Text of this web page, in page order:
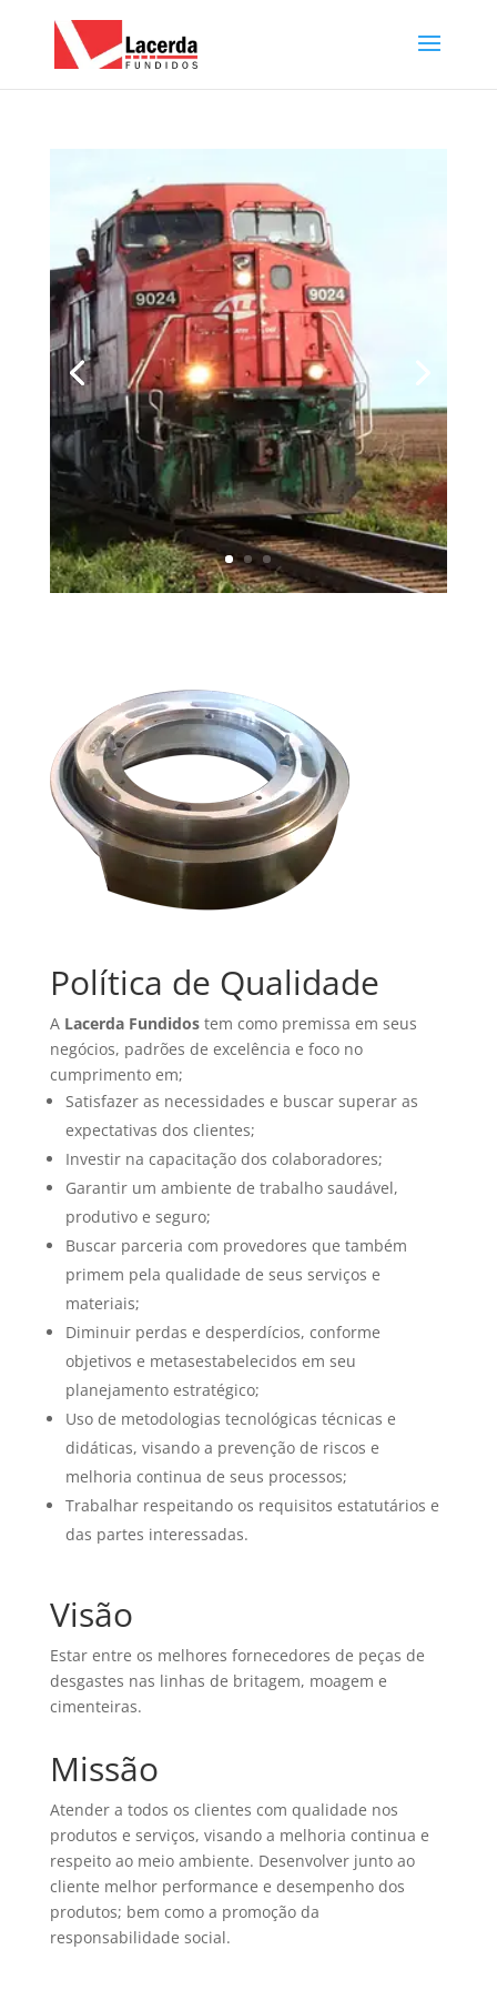
Política de Qualidade
A Lacerda Fundidostem como premissa em seus
negócios, padrões de excelência e foco no
cumprimento em;
Satisfazer as necessidades e buscar superar as
expectativas dos clientes;
Investir na capacitação dos colaboradores;
Garantir um ambiente de trabalho saudável,
produtivo e seguro;
Buscar parceria com provedores que também
primem pela qualidade de seus serviços e
materiais;
Diminuir perdas e desperdícios, conforme
objetivos e metasestabelecidos em seu
planejamento estratégico;
Uso de metodologias tecnológicas técnicas e
didáticas, visando a prevenção de riscos e
melhoria continua de seus processos;
Trabalhar respeitando os requisitos estatutários e
das partes interessadas.
Visão
Estar entre os melhores fornecedores de peças de
desgastes nas linhas de britagem, moagem e
cimenteiras.
Missão
Atender a todos os clientes com qualidade nos
produtos e serviços, visando a melhoria continua e
respeito ao meio ambiente. Desenvolver junto ao
cliente melhor performance e desempenho dos
produtos; bem como a promoção da
responsabilidade social.